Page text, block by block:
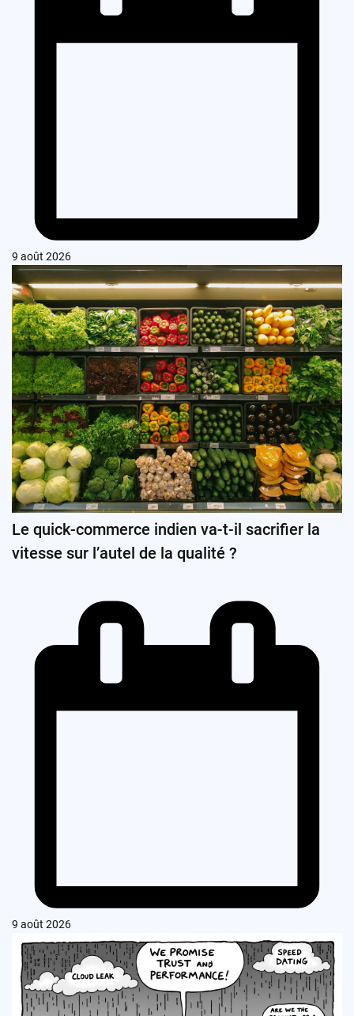
9 août 2026
Le quick-commerce indien va-t-il sacrifier la
vitesse sur l’autel de la qualité ?
9 août 2026